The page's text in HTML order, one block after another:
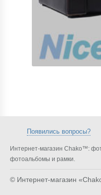
Появились вопросы?
Интернет-магазин Chako™:
фотоальбомы и рамки.
© Интернет-магазин